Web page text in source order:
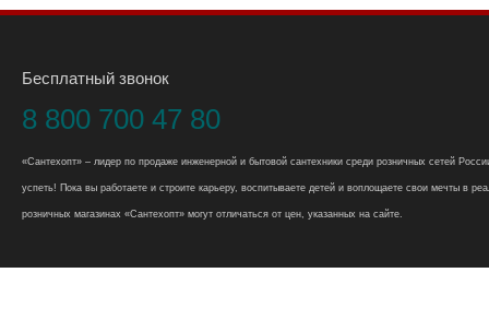
Бесплатный звонок
8 800 700 47 80
«Сантехопт» – лидер по продаже инженерной и бытовой сантехники среди розничных сетей
успеть! Пока вы работаете и строите карьеру, воспитываете детей и воплощаете свои мечты в
розничных магазинах «Сантехопт» могут отличаться от цен, указанных на сайте.